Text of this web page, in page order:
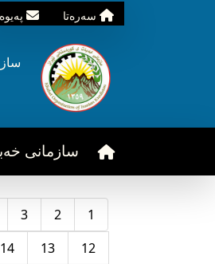
سه‌ره‌تا
سازمانی
1
2
3
12
13
14